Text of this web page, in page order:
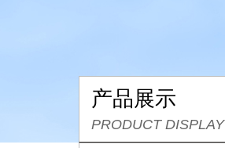
产品展示
PRODUCT DISPLAY